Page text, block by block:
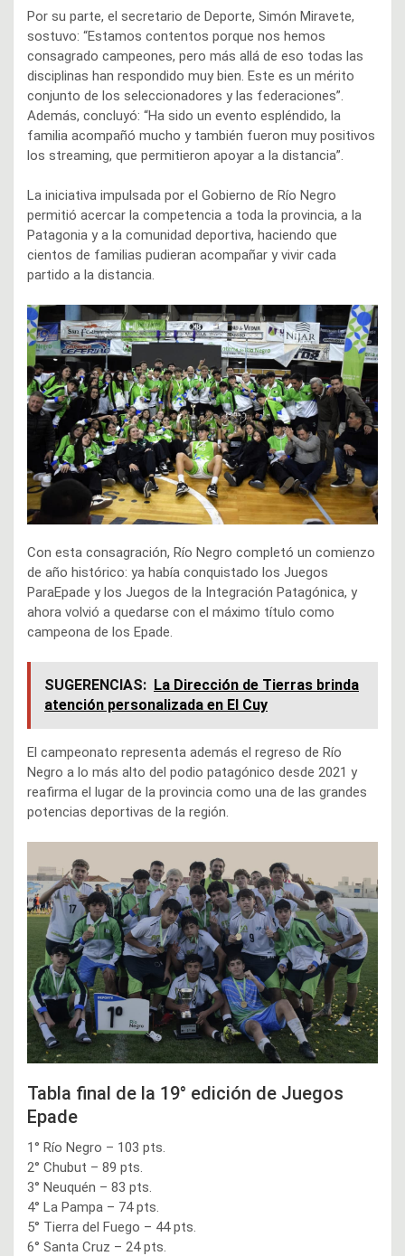
Por su parte, el secretario de Deporte, Simón Miravete,
sostuvo: “Estamos contentos porque nos hemos
consagrado campeones, pero más allá de eso todas las
disciplinas han respondido muy bien. Este es un mérito
conjunto de los seleccionadores y las federaciones”.
Además, concluyó: “Ha sido un evento espléndido, la
familia acompañó mucho y también fueron muy positivos
los streaming, que permitieron apoyar a la distancia”.
La iniciativa impulsada por el Gobierno de Río Negro
permitió acercar la competencia a toda la provincia, a la
Patagonia y a la comunidad deportiva, haciendo que
cientos de familias pudieran acompañar y vivir cada
partido a la distancia.
Con esta consagración, Río Negro completó un comienzo
de año histórico: ya había conquistado los Juegos
ParaEpade y los Juegos de la Integración Patagónica, y
ahora volvió a quedarse con el máximo título como
campeona de los Epade.
SUGERENCIAS: La Dirección de Tierras brinda
atención personalizada en El Cuy
El campeonato representa además el regreso de Río
Negro a lo más alto del podio patagónico desde 2021 y
reafirma el lugar de la provincia como una de las grandes
potencias deportivas de la región.
Tabla final de la 19° edición de Juegos
Epade
1° Río Negro – 103 pts.
2° Chubut – 89 pts.
3° Neuquén – 83 pts.
4° La Pampa – 74 pts.
5° Tierra del Fuego – 44 pts.
6° Santa Cruz – 24 pts.